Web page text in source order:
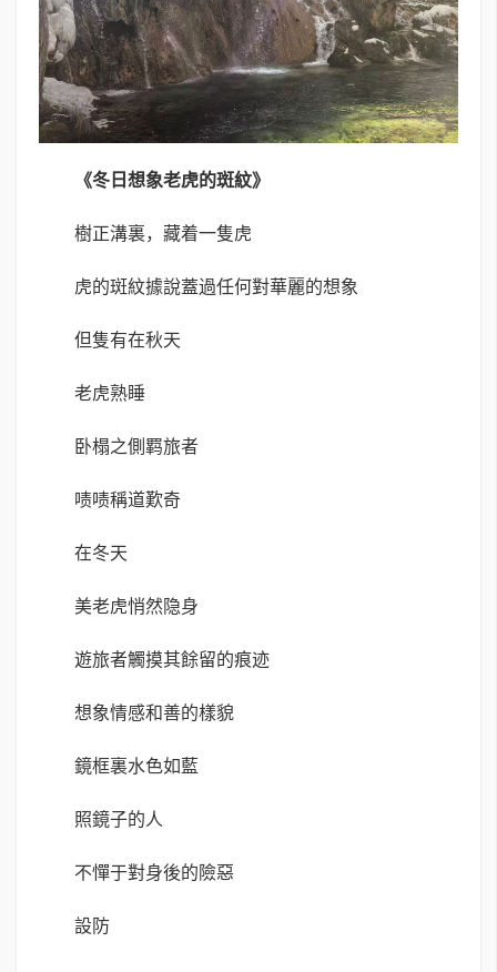
《冬日想象老虎的斑紋》
樹正溝裏，藏着一隻虎
虎的斑紋據說蓋過任何對華麗的想象
但隻有在秋天
老虎熟睡
卧榻之側羁旅者
啧啧稱道歎奇
在冬天
美老虎悄然隐身
遊旅者觸摸其餘留的痕迹
想象情感和善的樣貌
鏡框裏水色如藍
照鏡子的人
不憚于對身後的險惡
設防